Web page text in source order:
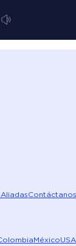
Contáctanos
MéxicoUSA